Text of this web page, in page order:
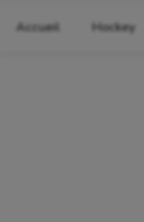
Accueil Hockey